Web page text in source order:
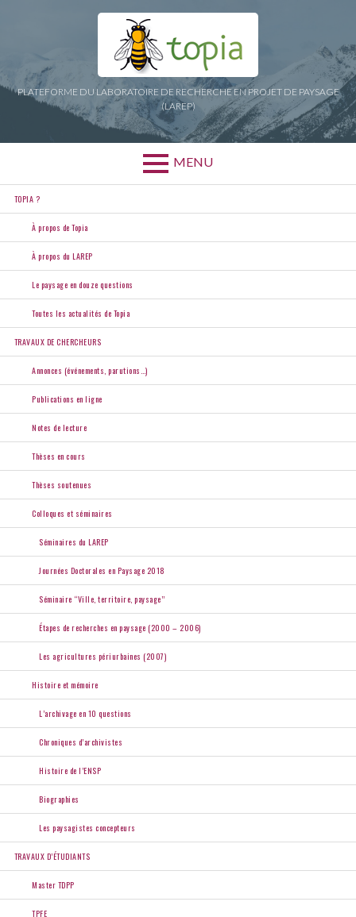
PLATEFORME DU LABORATOIRE DE RECHERCHE EN PROJET DE PAYSAGE
(LAREP)
MENU
Menu
principal
TOPIA ?
À propos de Topia
À propos du LAREP
Le paysage en douze questions
Toutes les actualités de Topia
TRAVAUX DE CHERCHEURS
Annonces (événements, parutions…)
Publications en ligne
Notes de lecture
Thèses en cours
Thèses soutenues
Colloques et séminaires
Séminaires du LAREP
Journées Doctorales en Paysage 2018
Séminaire “Ville, territoire, paysage”
Étapes de recherches en paysage (2000 – 2006)
Les agricultures périurbaines (2007)
Histoire et mémoire
L’archivage en 10 questions
Chroniques d’archivistes
Histoire de l’ENSP
Biographies
Les paysagistes concepteurs
TRAVAUX D’ÉTUDIANTS
Master TDPP
TPFE